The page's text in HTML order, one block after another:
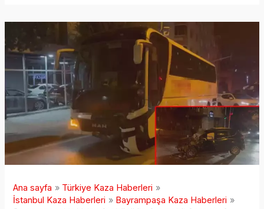
Ana sayfa
Türkiye Kaza Haberleri
İstanbul Kaza Haberleri
Bayrampaşa Kaza Haberleri